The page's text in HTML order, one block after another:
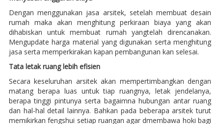
Dengan menggunakan jasa arsitek, setelah membuat desain
rumah maka akan menghitung perkiraan biaya yang akan
dihabiskan untuk membuat rumah yangtelah direncanakan.
Mengupdate harga material yang digunakan serta menghitung
jasa serta memperkirakan kapan pembangunan kan selesai.
Tata letak ruang lebih efisien
Secara keseluruhan arsitek akan mempertimbangkan dengan
matang berapa luas untuk tiap ruangnya, letak jendelanya,
berapa tinggi pintunya serta bagaimna hubungan antar ruang
dan hal-hal detail lainnya. Bahkan pada beberapa arsitek turut
memikirkan fengshui setiap ruangan agar dmembawa hoki bagi